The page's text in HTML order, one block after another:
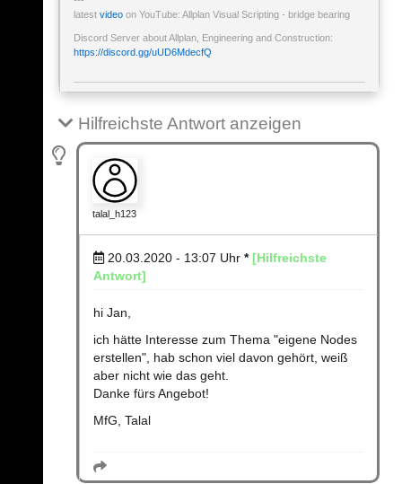
latest video on YouTube: Allplan Visual Scripting - bridge bearing
Discord Server about Allplan, Engineering and Construction:
https://discord.gg/uUD6MdecfQ
Hilfreichste Antwort anzeigen
talal_h123
20.03.2020 - 13:07 Uhr * [Hilfreichste
Antwort]
hi Jan,
ich hätte Interesse zum Thema "eigene Nodes
erstellen", hab schon viel davon gehört, weiß
aber nicht wie das geht.
Danke fürs Angebot!
MfG, Talal